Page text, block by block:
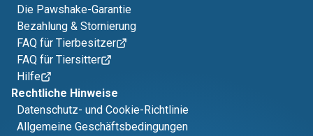
Die Pawshake-Garantie
Bezahlung & Stornierung
FAQ für Tierbesitzer
FAQ für Tiersitter
Hilfe
Rechtliche Hinweise
Datenschutz- und Cookie-Richtlinie
Allgemeine Geschäftsbedingungen